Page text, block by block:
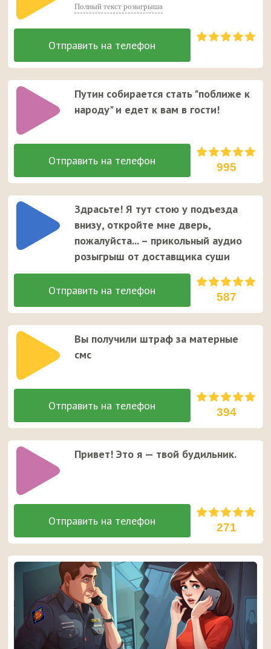
Полный текст розыгрыша
Путин собирается стать "поближе к
народу" и едет к вам в гости!
995
Здрасьте! Я тут стою у подъезда
внизу, откройте мне дверь,
пожалуйста... – прикольный аудио
розыгрыш от доставщика суши
587
Вы получили штраф за матерные
смс
394
Привет! Это я — твой будильник.
271